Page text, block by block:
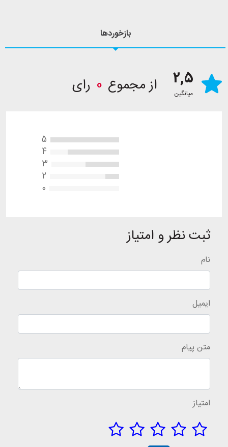
بازخوردها
2,5
میانگین از مجموع 0 رای
5
4
3
2
0
ثبت نظر و امتیاز
نام
ایمیل
متن پیام
امتیاز